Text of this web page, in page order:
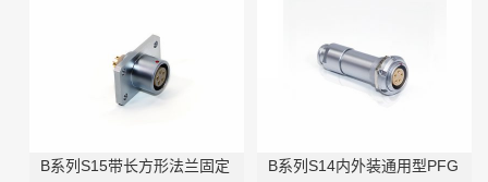
B系列S15带长方形法兰固定
B系列S14内外装通用型PFG